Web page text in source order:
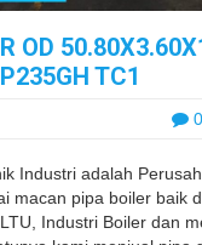
OD
TC1
0
Industri adalah
macan pipa boiler baik
Industri Boiler dan